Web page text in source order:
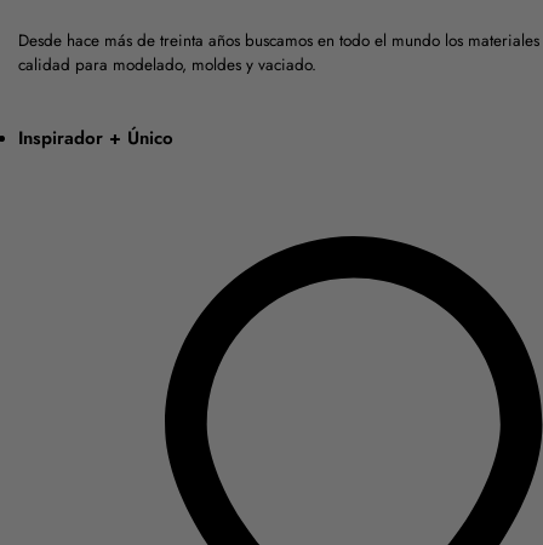
Desde hace más de treinta años buscamos en todo el mundo los
calidad para modelado, moldes y vaciado.
Inspirador + Único